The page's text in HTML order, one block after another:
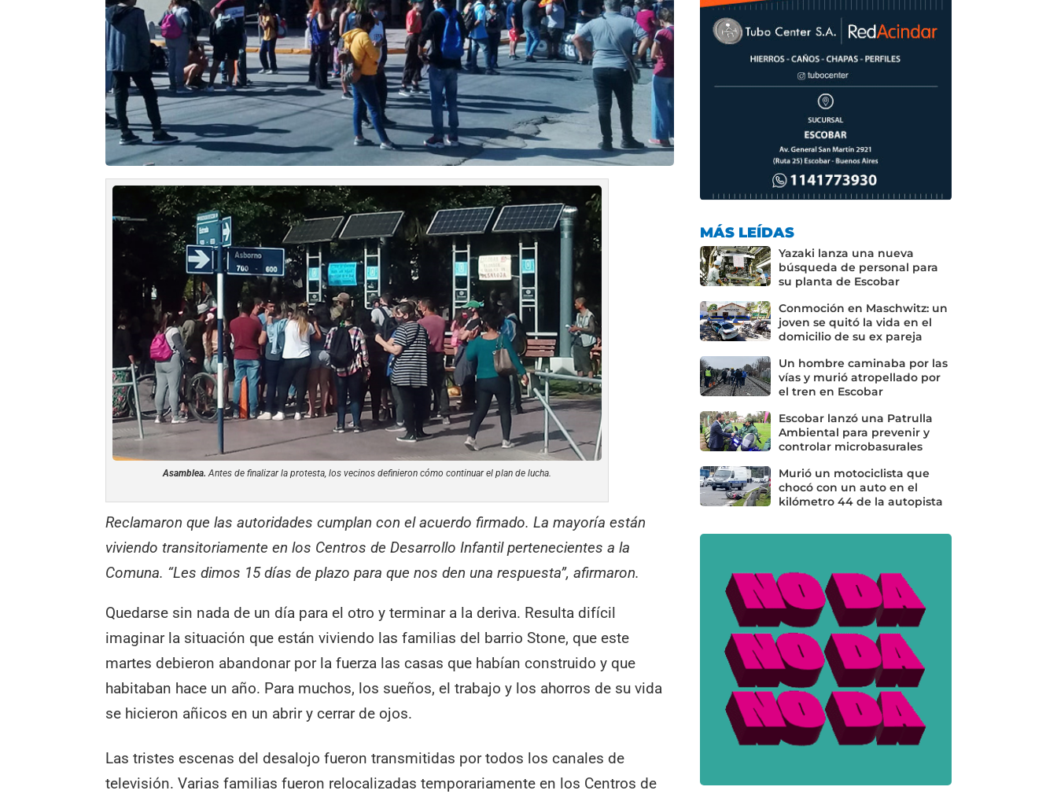
Asamblea. Antes de finalizar la protesta, los vecinos definieron cómo continuar el plan de lucha.
Reclamaron que las autoridades cumplan con el acuerdo firmado. La mayoría están
viviendo transitoriamente en los Centros de Desarrollo Infantil pertenecientes a la
Comuna. “Les dimos 15 días de plazo para que nos den una respuesta”, afirmaron.
Quedarse sin nada de un día para el otro y terminar a la deriva. Resulta difícil
imaginar la situación que están viviendo las familias del barrio Stone, que este
martes debieron abandonar por la fuerza las casas que habían construido y que
habitaban hace un año. Para muchos, los sueños, el trabajo y los ahorros de su vida
se hicieron añicos en un abrir y cerrar de ojos.
Las tristes escenas del desalojo fueron transmitidas por todos los canales de
televisión. Varias familias fueron relocalizadas temporariamente en los Centros de
MÁS LEÍDAS
Yazaki lanza una nueva
búsqueda de personal para
su planta de Escobar
Conmoción en Maschwitz: un
joven se quitó la vida en el
domicilio de su ex pareja
Un hombre caminaba por las
vías y murió atropellado por
el tren en Escobar
Escobar lanzó una Patrulla
Ambiental para prevenir y
controlar microbasurales
Murió un motociclista que
chocó con un auto en el
kilómetro 44 de la autopista